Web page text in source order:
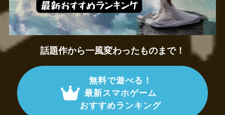
話題作から一風変わったものまで！
無料で遊べる！
最新スマホゲーム
おすすめランキング